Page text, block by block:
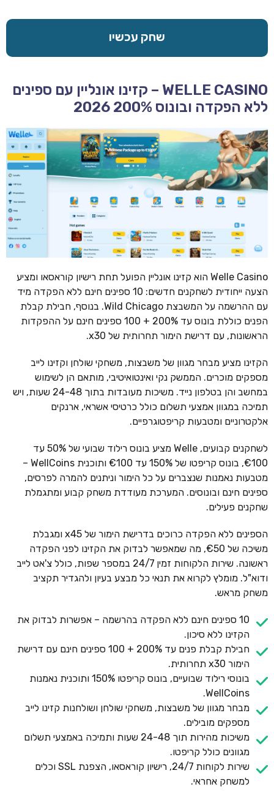
שחק עכשיו
WELLE CASINO – קזינו אונליין עם ספינים
ללא הפקדה ובונוס 200% 2026
Welle Casino הוא קזינו אונליין הפועל תחת רישיון קוראסאו ומציע
הצעה ייחודית לשחקנים חדשים: 10 ספינים חינם ללא הפקדה מיד
עם ההרשמה על המשבצת Wild Chicago. בנוסף, חבילת קבלת
הפנים כוללת בונוס עד 200% + 100 ספינים חינם על ההפקדות
הראשונות, עם דרישת הימור תחרותית של x30.
הקזינו מציע מבחר מגוון של משבצות, משחקי שולחן וקזינו לייב
מספקים מוכרים. הממשק נקי ואינטואיטיבי, מותאם הן לשימוש
במחשב והן בטלפון נייד. משיכות מעובדות בתוך 24-48 שעות, ויש
תמיכה במגוון אמצעי תשלום כולל כרטיסי אשראי, ארנקים
אלקטרוניים ומטבעות קריפטוגרפיים.
לשחקנים קבועים, Welle מציע בונוס רילוד שבועי של 50% עד
€100, בונוס קריפטו של 150% עד €100 ותוכנית WellCoins –
מטבעות נאמנות שנצברים על כל הימור וניתנים להמרה לפרסים,
ספינים חינם ובונוסים. המערכת מעודדת משחק קבוע ומתגמלת
שחקנים פעילים.
הספינים ללא הפקדה כרוכים בדרישת הימור של x45 ומגבלת
משיכה של €50, מה שמאפשר לבדוק את הקזינו לפני הפקדה
ראשונה. שירות הלקוחות זמין 24/7 במספר שפות, כולל צ'אט לייב
ודוא"ל. מומלץ לקרוא את תנאי כל מבצע בעיון ולהגדיר תקציב
משחק מראש.
10 ספינים חינם ללא הפקדה בהרשמה – אפשרות לבדוק את
הקזינו ללא סיכון.
חבילת קבלת פנים עד 200% + 100 ספינים חינם עם דרישת
הימור x30 תחרותית.
בונוסי רילוד שבועיים, בונוס קריפטו 150% ותוכנית נאמנות
WellCoins.
מבחר מגוון של משבצות, משחקי שולחן ושולחנות קזינו לייב
מספקים מובילים.
משיכות מהירות תוך 24-48 שעות ותמיכה באמצעי תשלום
מגוונים כולל קריפטו.
שירות לקוחות 24/7, רישיון קוראסאו, הצפנת SSL וכלים
למשחק אחראי.